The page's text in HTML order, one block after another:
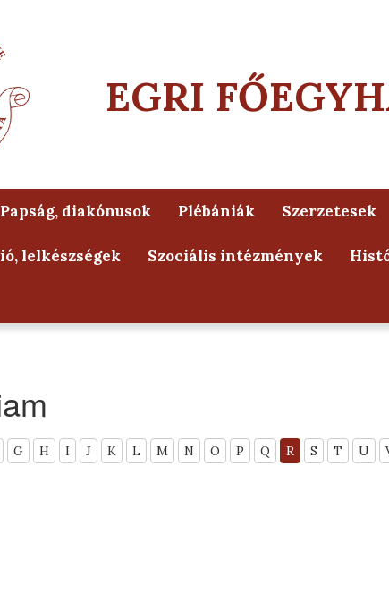
EGRI
Papság, diakónusok Plébániák Szerzetesek
lelkészségek Szociális intézmények
G H I J K L M N O P Q R S T U